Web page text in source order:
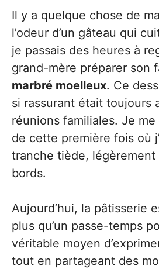
Il y a quelque chose de
l’odeur d’un gâteau qui
je passais des heures à
grand-mère préparer son
marbré moelleux. Ce
si rassurant était toujours
réunions familiales. Je
de cette première fois où
tranche tiède, légèrement
bords.
Aujourd’hui, la pâtisserie
plus qu’un passe-temps
véritable moyen
tout en partageant des